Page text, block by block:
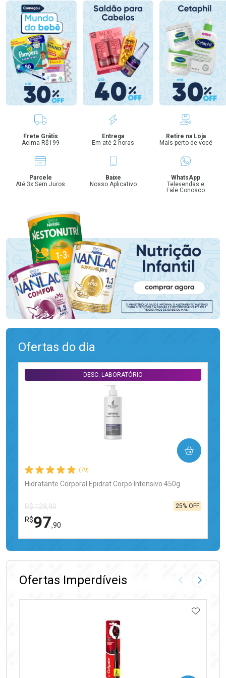
Benefícios
Frete Grátis
Acima R$199
Entrega
Em até 2 horas
Retire na Loja
Mais perto de você
Parcele
Até 3x Sem Juros
Baixe
Nosso Aplicativo
WhatsApp
Televendas e
Fale Conosco
Ofertas do dia
(79)
Hidratante Corporal Epidrat Corpo Intensivo 450g
DESC. LABORATÓRIO
R$ 129,90
R$97,90
25% OFF
COMPRAR
FECHAR
FECHAR
Ofertas Imperdíveis Imagem